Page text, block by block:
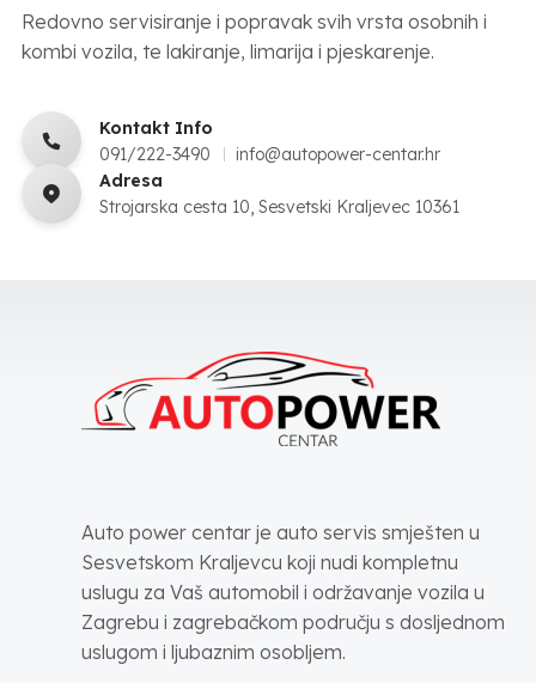
Redovno servisiranje i popravak svih vrsta osobnih i
kombi vozila, te lakiranje, limarija i pjeskarenje.
Kontakt Info
091/222-3490
info@autopower-centar.hr
Adresa
Strojarska cesta 10, Sesvetski Kraljevec 10361
Auto power centar je auto servis smješten u
Sesvetskom Kraljevcu koji nudi kompletnu
uslugu za Vaš automobil i održavanje vozila u
Zagrebu i zagrebačkom području s dosljednom
uslugom i ljubaznim osobljem.